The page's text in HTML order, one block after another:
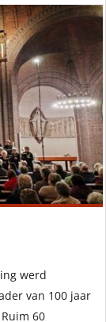
werd
van 100 jaar
60